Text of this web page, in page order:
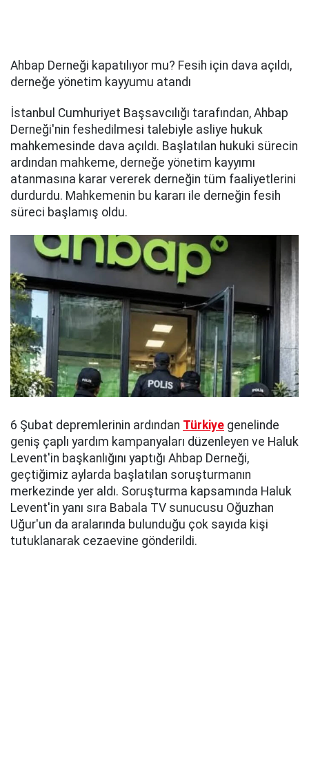
Ahbap Derneği kapatılıyor mu? Fesih için dava açıldı,
derneğe yönetim kayyumu atandı
İstanbul Cumhuriyet Başsavcılığı tarafından, Ahbap
Derneği'nin feshedilmesi talebiyle asliye hukuk
mahkemesinde dava açıldı. Başlatılan hukuki sürecin
ardından mahkeme, derneğe yönetim kayyımı
atanmasına karar vererek derneğin tüm faaliyetlerini
durdurdu. Mahkemenin bu kararı ile derneğin fesih
süreci başlamış oldu.
6 Şubat depremlerinin ardından Türkiye genelinde
geniş çaplı yardım kampanyaları düzenleyen ve Haluk
Levent'in başkanlığını yaptığı Ahbap Derneği,
geçtiğimiz aylarda başlatılan soruşturmanın
merkezinde yer aldı. Soruşturma kapsamında Haluk
Levent'in yanı sıra Babala TV sunucusu Oğuzhan
Uğur'un da aralarında bulunduğu çok sayıda kişi
tutuklanarak cezaevine gönderildi.